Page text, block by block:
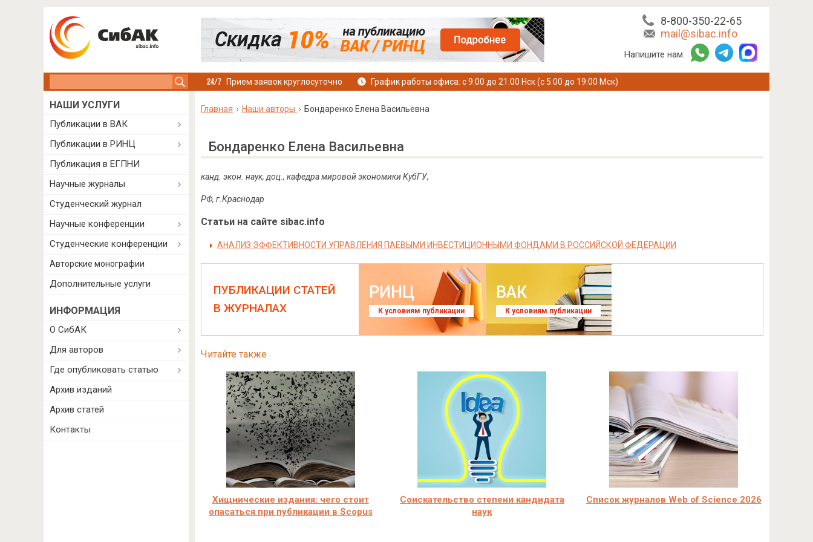
8-800-350-22-65
mail@sibac.info
Напишите нам:
Прием заявок круглосуточно График работы офиса: с 9:00 до 21:00 Нск (с 5:00 до 19:00 Мск)
Главная Наши авторы Бондаренко Елена Васильевна
Бондаренко Елена Васильевна
канд. экон. наук, доц., кафедра мировой экономики КубГУ,
РФ, г.Краснодар
Статьи на сайте sibac.info
АНАЛИЗ ЭФФЕКТИВНОСТИ УПРАВЛЕНИЯ ПАЕВЫМИ ИНВЕСТИЦИОННЫМИ ФОНДАМИ В РОССИЙСКОЙ ФЕДЕРАЦИИ
ПУБЛИКАЦИИ СТАТЕЙ
В ЖУРНАЛАХ
РИНЦ
К условиям публикации
ВАК
К условиям публикации
Читайте также
Хищнические издания: чего стоит
опасаться при публикации в Scopus
Соискательство степени кандидата
наук
Список журналов Web of Science 2026
НАШИ УСЛУГИ
Публикации в ВАК
Публикации в РИНЦ
Публикация в ЕГПНИ
Научные журналы
Студенческий журнал
Научные конференции
Студенческие конференции
Авторские монографии
Дополнительные услуги
ИНФОРМАЦИЯ
О СибАК
Для авторов
Где опубликовать статью
Архив изданий
Архив статей
Контакты